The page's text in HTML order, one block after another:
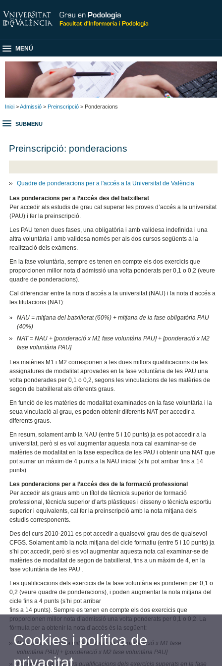
MENÚ
Inici >Admissió > Preinscripció > Ponderacions
SUBMENU
Preinscripció: ponderacions
Quadre de ponderacions per a l'accés a la Universitat de València
Les ponderacions per a l’accés des del batxillerat
Per accedir als estudis de grau cal superar les proves d’accés a la universitat
(PAU) i fer la preinscripció.
Les PAU tenen dues fases, una obligatòria i amb validesa indefinida i una
altra voluntària i amb validesa només per als dos cursos següents a la
realització dels exàmens.
En la fase voluntària, sempre es tenen en compte els dos exercicis que
proporcionen millor nota d’admissió una volta ponderats per 0,1 o 0,2 (veure
quadre de ponderacions).
Cal diferenciar entre la nota d’accés a la universitat (NAU) i la nota d’accés a
les titulacions (NAT):
NAU = mitjana del batxillerat (60%) + mitjana de la fase obligatòria PAU
(40%)
NAT = NAU + [ponderació x M1 fase voluntària PAU] + [ponderació x M2
fase voluntària PAU]
Les matèries M1 i M2 corresponen a les dues millors qualificacions de les
assignatures de modalitat aprovades en la fase voluntària de les PAU una
volta ponderades per 0,1 o 0,2, segons les vinculacions de les matèries de
segon de batxillerat als diferents graus.
En funció de les matèries de modalitat examinades en la fase voluntària i la
seua vinculació al grau, es poden obtenir diferents NAT per accedir a
diferents graus.
En resum, solament amb la NAU (entre 5 i 10 punts) ja es pot accedir a la
universitat, però si es vol augmentar aquesta nota cal examinar-se de
matèries de modalitat en la fase específica de les PAU i obtenir una NAT que
pot sumar un màxim de 4 punts a la NAU inicial (s’hi pot arribar fins a 14
punts).
Les ponderacions per a l’accés des de la formació professional
Per accedir als graus amb un títol de tècnic/a superior de formació
professional, tècnic/a superior d’arts plàstiques i disseny o tècnic/a esportiu
superior i equivalents, cal fer la preinscripció amb la nota mitjana dels
estudis corresponents.
Des del curs 2010-2011 es pot accedir a qualsevol grau des de qualsevol
CFGS. Solament amb la nota mitjana del cicle formatiu (entre 5 i 10 punts) ja
s’hi pot accedir, però si es vol augmentar aquesta nota cal examinar-se de
matèries de modalitat de segon de batxillerat, fins a un màxim de 4, en la
fase voluntària de les PAU .
Les qualificacions dels exercicis de la fase voluntària es ponderen per 0,1 o
0,2 (veure quadre de ponderacions), i poden augmentar la nota mitjana del
cicle fins a 4 punts (s’hi pot arribar
fins a 14 punts). Sempre es tenen en compte els dos exercicis que
proporcionen millor nota d’admissió una volta ponderats per 0,1 o 0,2. La
fórmula per a obtenir la nota d’accés és la següent:
Nota d’accés = nota mitjana del cicle + [ponderació x M1 fase
voluntària PAU] + [ponderació x M2 fase voluntària PAU]
M1 i M2 = dues millors qualificacions dels exercicis superats en la fase
Cookies i política de
privacitat